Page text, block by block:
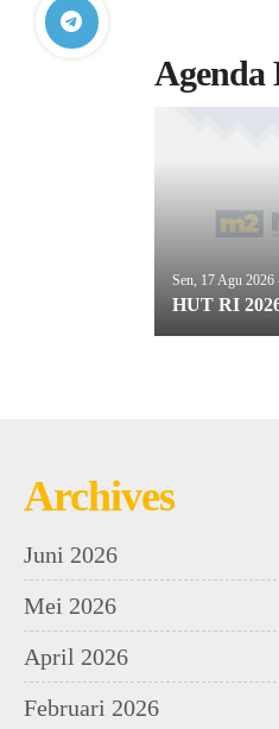
Agenda
Sen, 17 Agu 2026
HUT RI
Archives
Juni 2026
Mei 2026
April 2026
Februari 2026